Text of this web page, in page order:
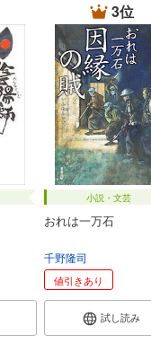
3位
小説・文芸
おれは一万石
千野隆司
値引きあり
試し読み